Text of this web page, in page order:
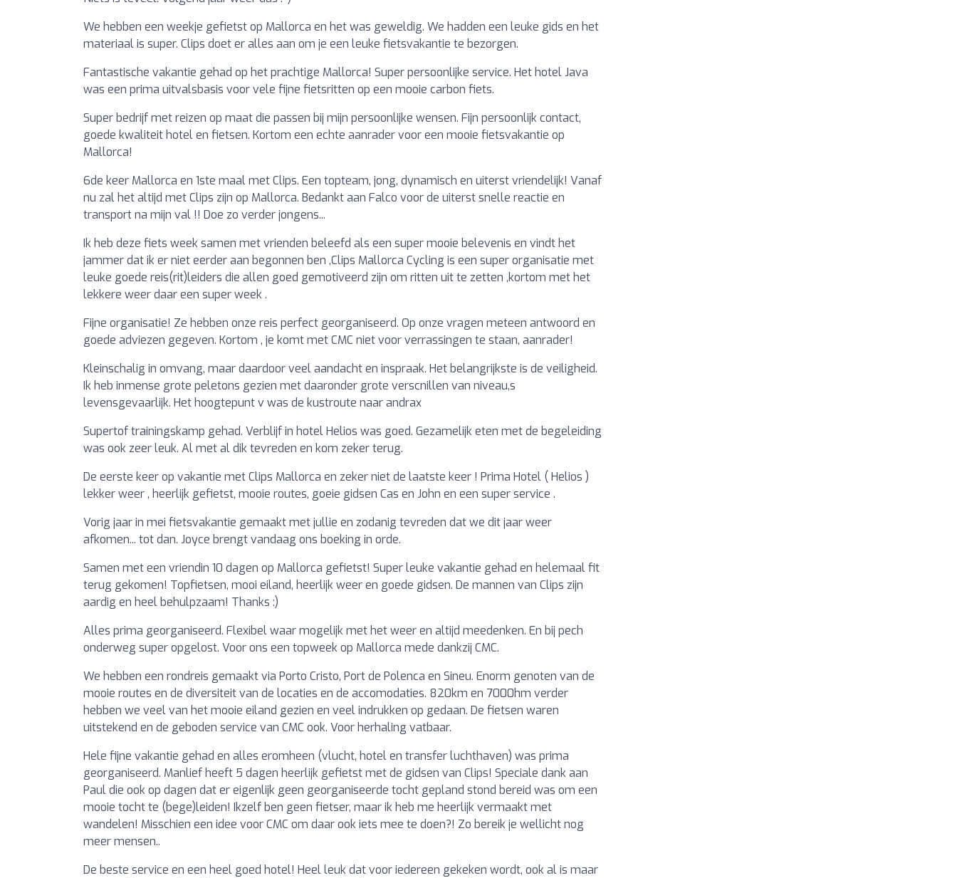
We hebben een weekje gefietst op Mallorca en het was geweldig. We hadden een leuke gids en het
materiaal is super. Clips doet er alles aan om je een leuke fietsvakantie te bezorgen.
Fantastische vakantie gehad op het prachtige Mallorca! Super persoonlijke service. Het hotel Java
was een prima uitvalsbasis voor vele fijne fietsritten op een mooie carbon fiets.
Super bedrijf met reizen op maat die passen bij mijn persoonlijke wensen. Fijn persoonlijk contact,
goede kwaliteit hotel en fietsen. Kortom een echte aanrader voor een mooie fietsvakantie op
Mallorca!
6de keer Mallorca en 1ste maal met Clips. Een topteam, jong, dynamisch en uiterst vriendelijk! Vanaf
nu zal het altijd met Clips zijn op Mallorca. Bedankt aan Falco voor de uiterst snelle reactie en
transport na mijn val !! Doe zo verder jongens...
Ik heb deze fiets week samen met vrienden beleefd als een super mooie belevenis en vindt het
jammer dat ik er niet eerder aan begonnen ben ,Clips Mallorca Cycling is een super organisatie met
leuke goede reis(rit)leiders die allen goed gemotiveerd zijn om ritten uit te zetten ,kortom met het
lekkere weer daar een super week .
Fijne organisatie! Ze hebben onze reis perfect georganiseerd. Op onze vragen meteen antwoord en
goede adviezen gegeven. Kortom , je komt met CMC niet voor verrassingen te staan, aanrader!
Kleinschalig in omvang, maar daardoor veel aandacht en inspraak. Het belangrijkste is de veiligheid.
Ik heb inmense grote peletons gezien met daaronder grote verscnillen van niveau,s
levensgevaarlijk. Het hoogtepunt v was de kustroute naar andrax
Supertof trainingskamp gehad. Verblijf in hotel Helios was goed. Gezamelijk eten met de begeleiding
was ook zeer leuk. Al met al dik tevreden en kom zeker terug.
De eerste keer op vakantie met Clips Mallorca en zeker niet de laatste keer ! Prima Hotel ( Helios )
lekker weer , heerlijk gefietst, mooie routes, goeie gidsen Cas en John en een super service .
Vorig jaar in mei fietsvakantie gemaakt met jullie en zodanig tevreden dat we dit jaar weer
afkomen... tot dan. Joyce brengt vandaag ons boeking in orde.
Samen met een vriendin 10 dagen op Mallorca gefietst! Super leuke vakantie gehad en helemaal fit
terug gekomen! Topfietsen, mooi eiland, heerlijk weer en goede gidsen. De mannen van Clips zijn
aardig en heel behulpzaam! Thanks :)
Alles prima georganiseerd. Flexibel waar mogelijk met het weer en altijd meedenken. En bij pech
onderweg super opgelost. Voor ons een topweek op Mallorca mede dankzij CMC.
We hebben een rondreis gemaakt via Porto Cristo, Port de Polenca en Sineu. Enorm genoten van de
mooie routes en de diversiteit van de locaties en de accomodaties. 820km en 7000hm verder
hebben we veel van het mooie eiland gezien en veel indrukken op gedaan. De fietsen waren
uitstekend en de geboden service van CMC ook. Voor herhaling vatbaar.
Hele fijne vakantie gehad en alles eromheen (vlucht, hotel en transfer luchthaven) was prima
georganiseerd. Manlief heeft 5 dagen heerlijk gefietst met de gidsen van Clips! Speciale dank aan
Paul die ook op dagen dat er eigenlijk geen georganiseerde tocht gepland stond bereid was om een
mooie tocht te (bege)leiden! Ikzelf ben geen fietser, maar ik heb me heerlijk vermaakt met
wandelen! Misschien een idee voor CMC om daar ook iets mee te doen?! Zo bereik je wellicht nog
meer mensen..
De beste service en een heel goed hotel! Heel leuk dat voor iedereen gekeken wordt, ook al is maar